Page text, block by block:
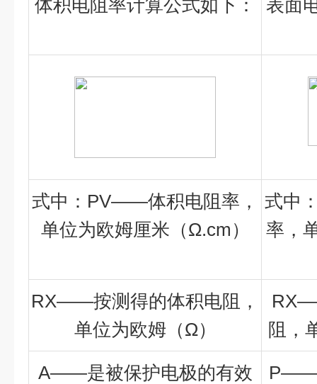
体积电阻率计算公式如下： 表面
式中：PV——体积电阻率，
单位为欧姆厘米（Ω.cm）
式中
率，
RX——按测得的体积电阻，
单位为欧姆（Ω）
阻，
A——是被保护电极的有效
P——